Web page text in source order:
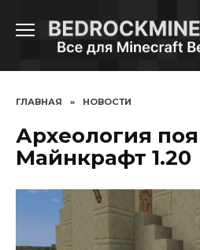
содержанию
ГЛАВНАЯ » НОВОСТИ
Археология
Майнкрафт 1.20